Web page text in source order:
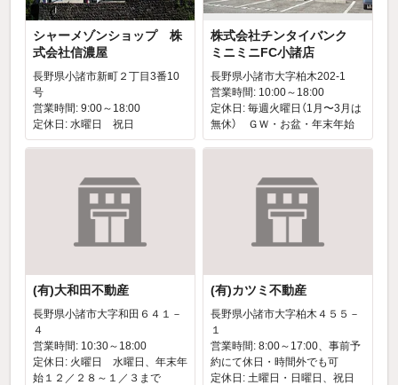
シャーメゾンショップ 株
式会社信濃屋
長野県小諸市新町２丁目3番10
号
営業時間: 9:00～18:00
定休日: 水曜日 祝日
株式会社チンタイバンク
ミニミニFC小諸店
長野県小諸市大字柏木202-1
営業時間: 10:00～18:00
定休日: 毎週火曜日（1月〜3月は
無休） ＧＷ・お盆・年末年始
(有)大和田不動産
長野県小諸市大字和田６４１－
４
営業時間: 10:30～18:00
定休日: 火曜日 水曜日、年末年
始１２／２８～１／３まで
(有)カツミ不動産
長野県小諸市大字柏木４５５－
１
営業時間: 8:00～17:00、事前予
約にて休日・時間外でも可
定休日: 土曜日・日曜日、祝日